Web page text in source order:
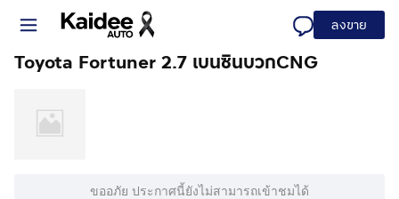
ลงขาย
Toyota Fortuner 2.7 เบนซินบวกCNG
ขออภัย ประกาศนี้ยังไม่สามารถเข้าชมได้